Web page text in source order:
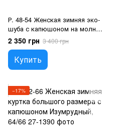
Р. 48-54 Женская зимняя эко-
шуба с капюшоном на молнии
полубатал искусственная
норка, полушубок под норку
2 350 грн 3 400 грн
Купить
−17%